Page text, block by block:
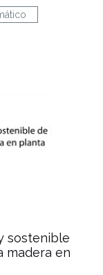
sostenible
madera en